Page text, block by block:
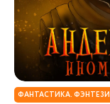
ФАНТАСТИКА. ФЭНТЕЗИ